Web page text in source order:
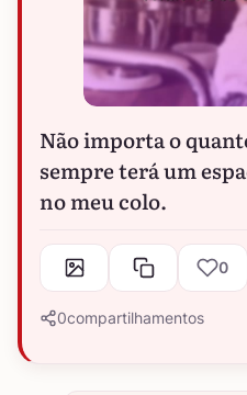
Não importa o
sempre terá um
no meu colo.
0
0compartilhamentos